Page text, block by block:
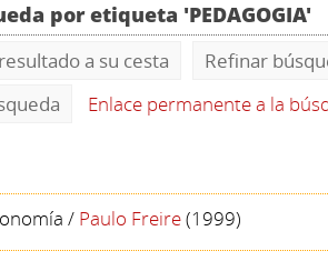
por etiqueta 'PEDAGOGIA'
a su cesta
Refinar
Enlace permanente a la
/ Paulo Freire(1999)